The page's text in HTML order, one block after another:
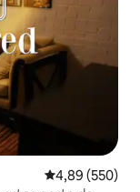
4,89 de uma
4,89 (550)